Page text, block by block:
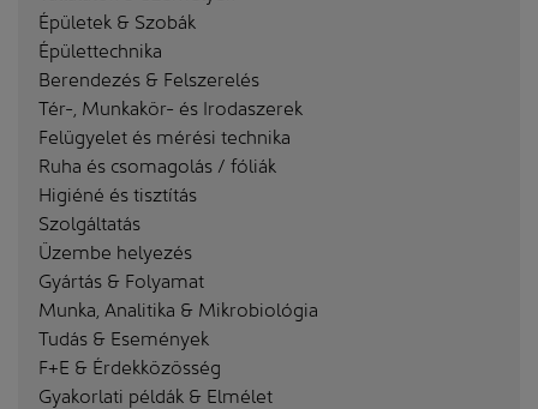
Épületek & Szobák
Épülettechnika
Berendezés & Felszerelés
Tér-, Munkakör- és Irodaszerek
Felügyelet és mérési technika
Ruha és csomagolás / fóliák
Higiéné és tisztítás
Szolgáltatás
Üzembe helyezés
Gyártás & Folyamat
Munka, Analitika & Mikrobiológia
Tudás & Események
F+E & Érdekközösség
Gyakorlati példák & Elmélet